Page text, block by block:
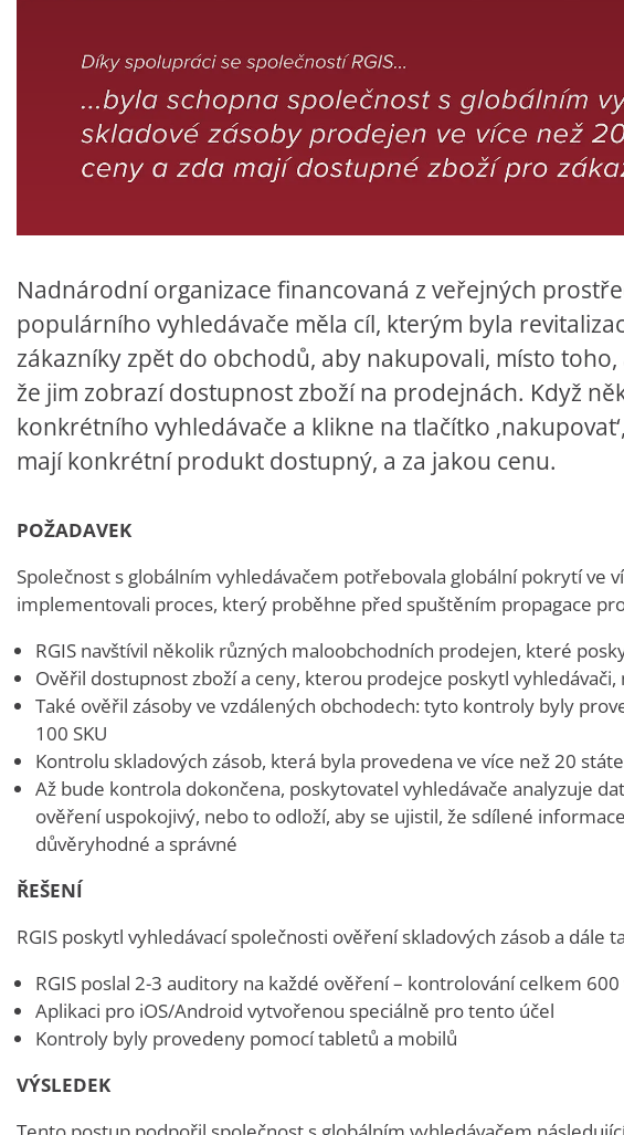
Nadnárodní organizace financovaná z veřejných
populárního vyhledávače měla cíl, kterým byla
zákazníky zpět do obchodů, aby nakupovali, místo
že jim zobrazí dostupnost zboží na prodejnách. Když
konkrétního vyhledávače a klikne na tlačítko
mají konkrétní produkt dostupný, a za jakou cenu.
POŽADAVEK
Společnost s globálním vyhledávačem potřebovala globální pokrytí ve
implementovali proces, který proběhne před spuštěním propagace
RGIS navštívil několik různých maloobchodních prodejen, které
Ověřil dostupnost zboží a ceny, kterou prodejce poskytl
Také ověřil zásoby ve vzdálených obchodech: tyto kontroly byly
100 SKU
Kontrolu skladových zásob, která byla provedena ve více než 20
Až bude kontrola dokončena, poskytovatel vyhledávače analyzuje
ověření uspokojivý, nebo to odloží, aby se ujistil, že sdílené
důvěryhodné a správné
ŘEŠENÍ
RGIS poskytl vyhledávací společnosti ověření skladových zásob a dále
RGIS poslal 2-3 auditory na každé ověření – kontrolování celkem 600
Aplikaci pro iOS/Android vytvořenou speciálně pro tento účel
Kontroly byly provedeny pomocí tabletů a mobilů
VÝSLEDEK